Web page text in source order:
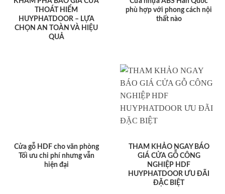
THOÁT HIỂM
HUYPHATDOOR – LỰA
CHỌN AN TOÀN VÀ HIỆU
QUẢ
phù hợp với phong cách nội
thất nào
Cửa gỗ HDF cho văn phòng
Tối ưu chi phí nhưng vẫn
hiện đại
THAM KHẢO NGAY BÁO
GIÁ CỬA GỖ CÔNG
NGHIỆP HDF
HUYPHATDOOR ƯU ĐÃI
ĐẶC BIỆT